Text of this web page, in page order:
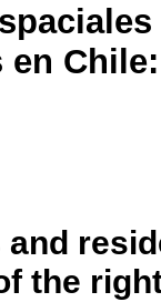
en
and
the